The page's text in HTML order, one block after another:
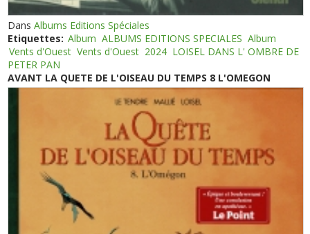
DansAlbums Editions Spéciales
Etiquettes: Album ALBUMS EDITIONS SPECIALES Album
Vents d'Ouest Vents d'Ouest 2024 LOISEL DANS L' OMBRE DE
PETER PAN
AVANT LA QUETE DE L'OISEAU DU TEMPS 8 L'OMEGON